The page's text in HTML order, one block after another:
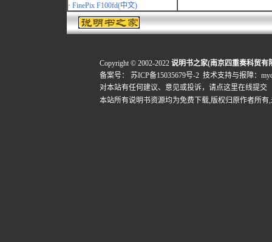
· FinePix F100fd(中文)
Copyright © 2002-2022 说明书之家(南京四重奏科贸有
备案号：
苏ICP备15035679号-2 技术支持与报障：
对本站有任何建议、意见或投诉， 请点这里在线提交
本站所有说明书资源均为免费下载,版权归原作者所